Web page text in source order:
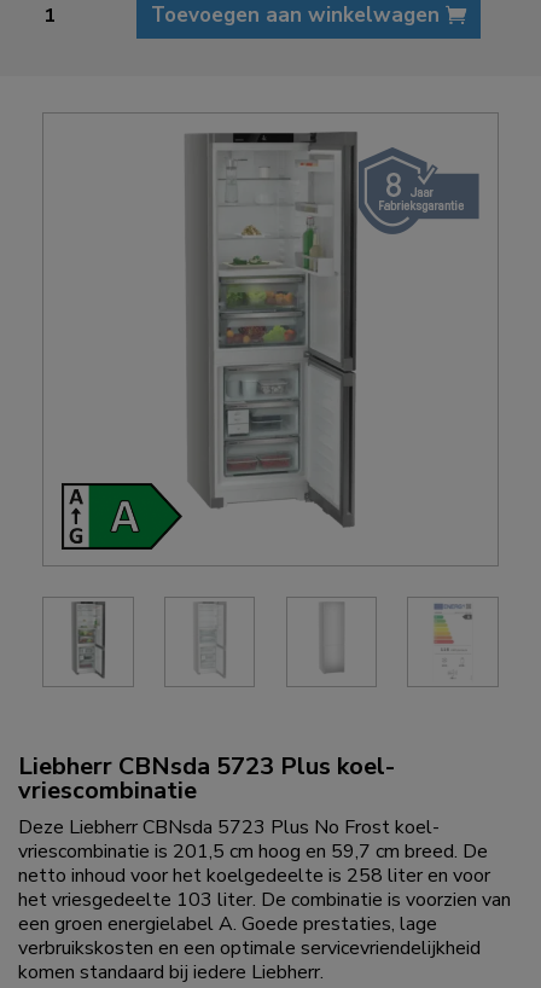
Liebherr CBNsda 5723 Plus koel-
vriescombinatie
Deze Liebherr CBNsda 5723 Plus No Frost koel-
vriescombinatie is 201,5 cm hoog en 59,7 cm breed. De
netto inhoud voor het koelgedeelte is 258 liter en voor
het vriesgedeelte 103 liter. De combinatie is voorzien van
een groen energielabel A. Goede prestaties, lage
verbruikskosten en een optimale servicevriendelijkheid
komen standaard bij iedere Liebherr.
CBNsda
Toevoegen aan winkelwagen